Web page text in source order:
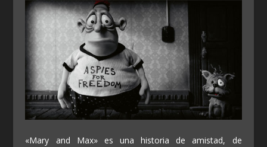
«Mary and Max» es una historia de amistad, de